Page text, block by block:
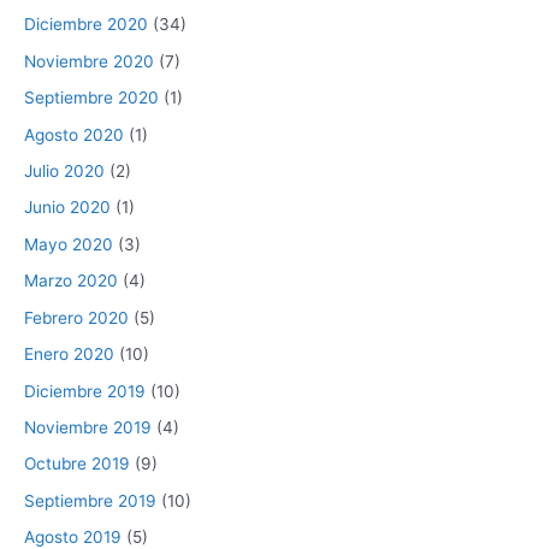
Diciembre 2020 (34)
Noviembre 2020 (7)
Septiembre 2020 (1)
Agosto 2020 (1)
Julio 2020 (2)
Junio 2020 (1)
Mayo 2020 (3)
Marzo 2020 (4)
Febrero 2020 (5)
Enero 2020 (10)
Diciembre 2019 (10)
Noviembre 2019 (4)
Octubre 2019 (9)
Septiembre 2019 (10)
Agosto 2019 (5)